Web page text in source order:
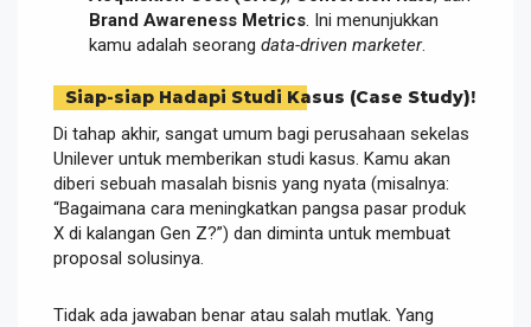
Brand Awareness Metrics. Ini menunjukkan
kamu adalah seorang data-driven marketer.
Siap-siap Hadapi Studi Kasus (Case Study)!
Di tahap akhir, sangat umum bagi perusahaan sekelas
Unilever untuk memberikan studi kasus. Kamu akan
diberi sebuah masalah bisnis yang nyata (misalnya:
“Bagaimana cara meningkatkan pangsa pasar produk
X di kalangan Gen Z?”) dan diminta untuk membuat
proposal solusinya.
Tidak ada jawaban benar atau salah mutlak. Yang